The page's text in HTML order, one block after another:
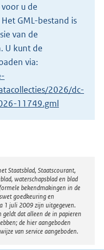
t
e
3
K
b
u de
GML-bestand is
van de
U kunt de
via:
2026/dc-
11749.gml
Staatsblad, Staatscourant,
waterschapsblad en blad
bekendmakingen in de
goedkeuring en
1 juli 2009 zijn uitgegeven.
dat alleen de in papieren
de hier aangeboden
van service aangeboden.